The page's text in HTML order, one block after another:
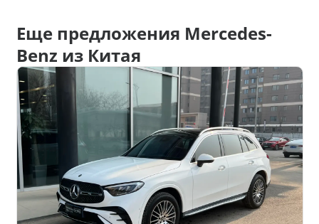
Еще предложения Mercedes-
Benz из Китая